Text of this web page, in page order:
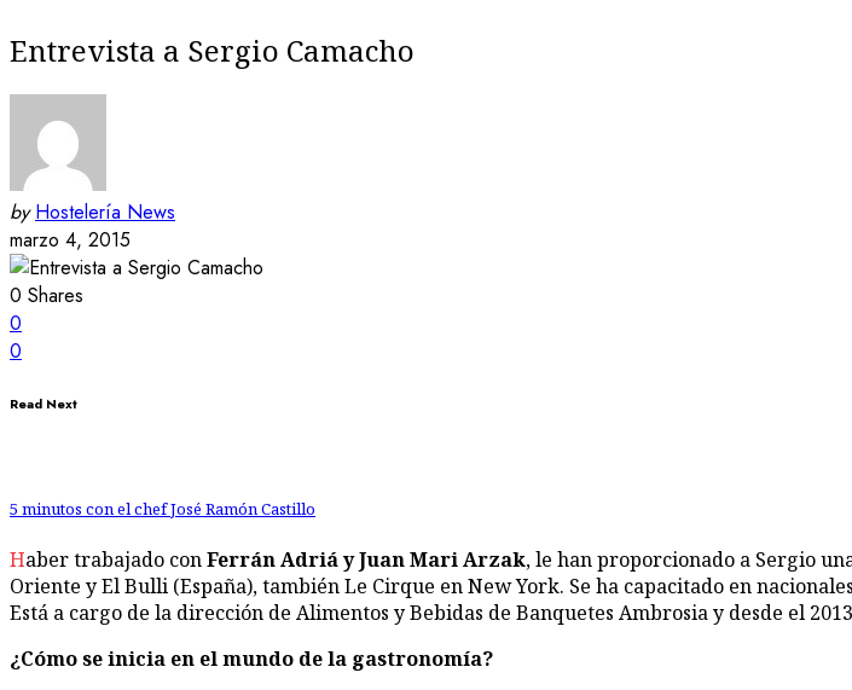
Entrevista a Sergio Camacho
by Hostelería News
marzo 4, 2015
0 Shares
0
0
Read Next
5 minutos con el chef José Ramón Castillo
Haber trabajado conFerrán Adriá y Juan Mari Arzak, le han proporcionado a Sergio
Oriente y El Bulli (España), también Le Cirque en New York. Se ha capacitado en
Está a cargo de la dirección de Alimentos y Bebidas de Banquetes Ambrosia y desde el
¿Cómo se inicia en el mundo de la gastronomía?